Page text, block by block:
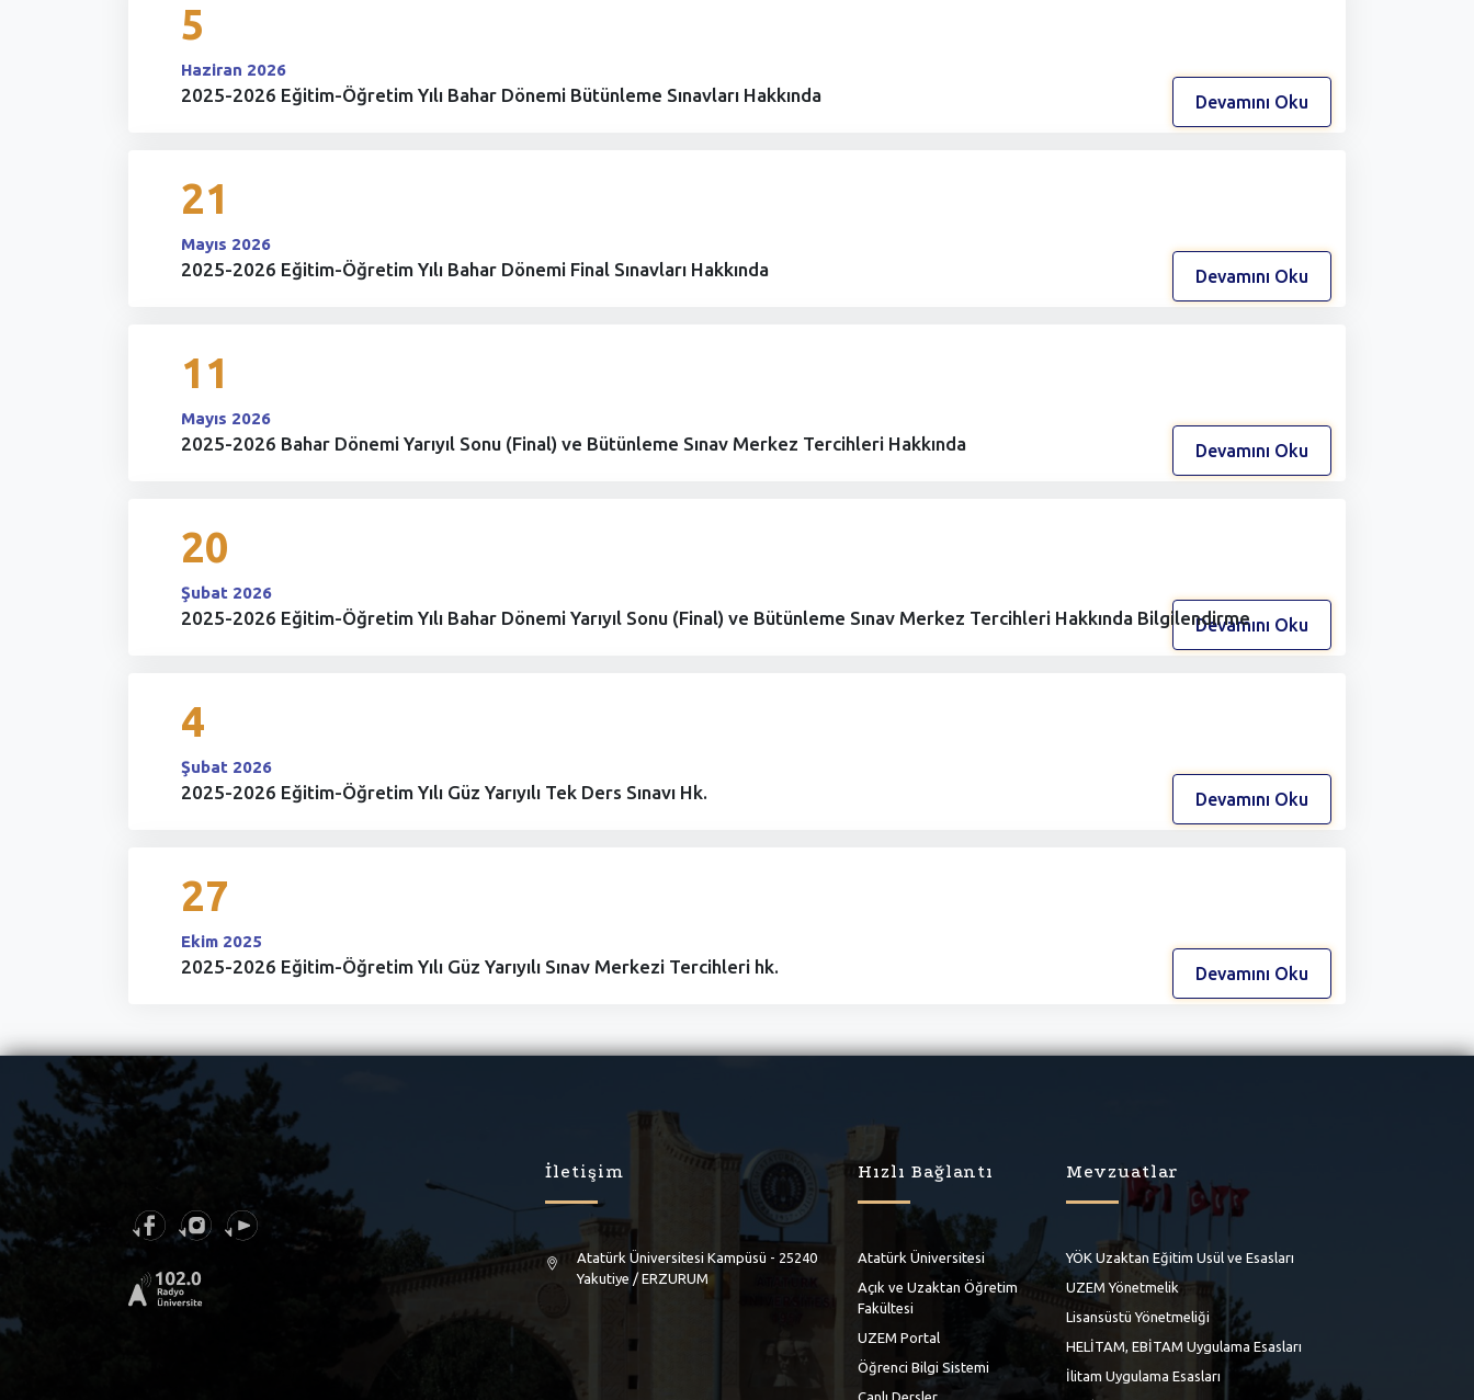
5
Haziran 2026
2025-2026 Eğitim-Öğretim Yılı Bahar Dönemi Bütünleme Sınavları Hakkında Devamını Oku
21
Mayıs 2026
2025-2026 Eğitim-Öğretim Yılı Bahar Dönemi Final Sınavları Hakkında Devamını Oku
11
Mayıs 2026
2025-2026 Bahar Dönemi Yarıyıl Sonu (Final) ve Bütünleme Sınav Merkez Tercihleri Hakkında Devamını Oku
20
Şubat 2026
2025-2026 Eğitim-Öğretim Yılı Bahar Dönemi Yarıyıl Sonu (Final) ve Bütünleme Sınav Merkez Tercihleri Hakkında BilgilendirmeDevamını Oku
4
Şubat 2026
2025-2026 Eğitim-Öğretim Yılı Güz Yarıyılı Tek Ders Sınavı Hk. Devamını Oku
27
Ekim 2025
2025-2026 Eğitim-Öğretim Yılı Güz Yarıyılı Sınav Merkezi Tercihleri hk. Devamını Oku
İletişim
Atatürk Üniversitesi Kampüsü - 25240
Yakutiye / ERZURUM
Hızlı Bağlantı
Atatürk Üniversitesi
Açık ve Uzaktan Öğretim
Fakültesi
UZEM Portal
Öğrenci Bilgi Sistemi
Canlı Dersler
Mevzuatlar
YÖK Uzaktan Eğitim Usül ve Esasları
UZEM Yönetmelik
Lisansüstü Yönetmeliği
HELİTAM, EBİTAM Uygulama Esasları
İlitam Uygulama Esasları